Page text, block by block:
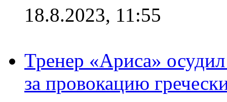
18.8.2023, 11:55
Тренер «Ариса»
за провокацию